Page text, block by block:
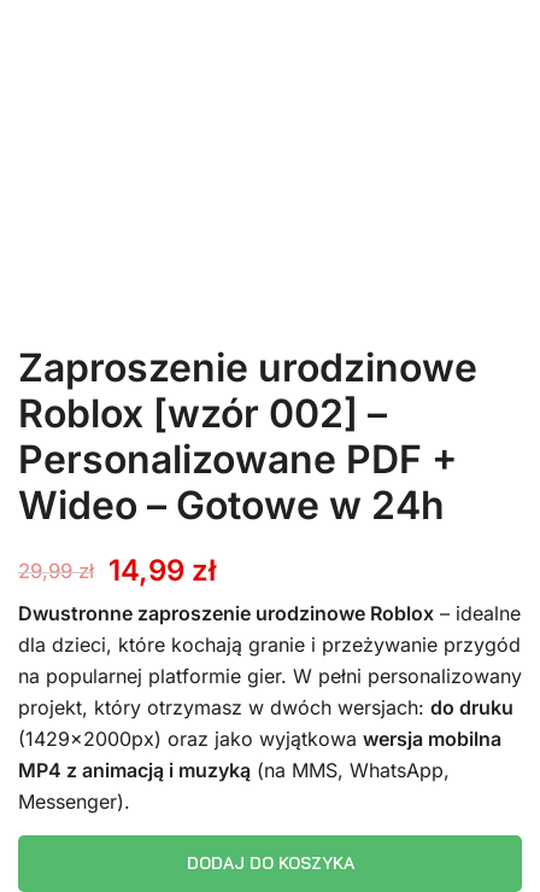
Zaproszenie urodzinowe
Roblox [wzór 002] –
Personalizowane PDF +
Wideo – Gotowe w 24h
29,99zł
Pierwotna
cena
wynosiła:
29,99 zł.
14,99 złAktualna
cena
wynosi:
14,99 zł.
Dwustronne zaproszenie urodzinowe Roblox – idealne
dla dzieci, które kochają granie i przeżywanie przygód
na popularnej platformie gier. W pełni personalizowany
projekt, który otrzymasz w dwóch wersjach: do druku
(1429x2000px) oraz jako wyjątkowa wersja mobilna
MP4 z animacją i muzyką (na MMS, WhatsApp,
Messenger).
DODAJ DO KOSZYKA